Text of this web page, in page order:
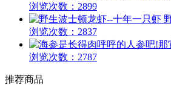
浏览次数：2899
浏览次数：2837
浏览次数：2787
推荐商品